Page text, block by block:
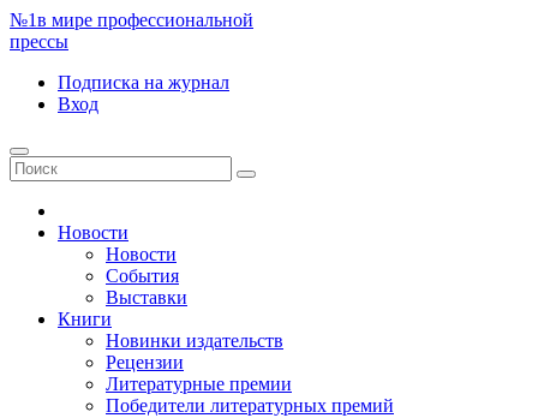
№1в мире профессиональной
прессы
Подписка на журнал
Вход
Новости
Новости
События
Выставки
Книги
Новинки издательств
Рецензии
Литературные премии
Победители литературных премий